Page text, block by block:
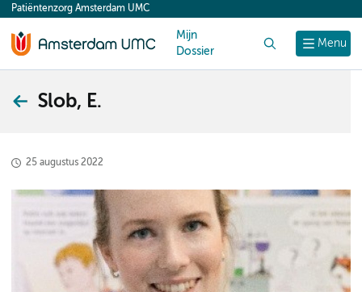
content
Menu
Patiëntenzorg Amsterdam UMC
Mijn
Dossier
Slob, E.
25 augustus 2022